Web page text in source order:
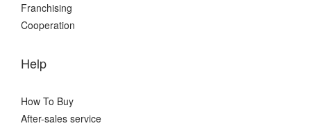
Franchising
Cooperation
Help
How To Buy
After-sales service